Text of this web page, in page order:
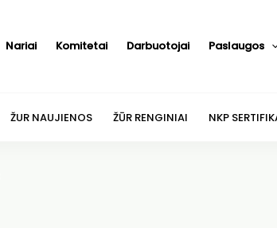
Nariai Komitetai Darbuotojai Paslaugos
ŽUR NAUJIENOS ŽŪR RENGINIAI NKP